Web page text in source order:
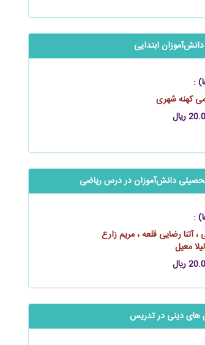
ابتدایی
:
کهنه شهری
‌‌‌‌‌‌دانش‌آموزان در درس ریاضی
:
آتنا رضایی قلعه ، مریم زارع
معیل
‌های دینی در تدریس